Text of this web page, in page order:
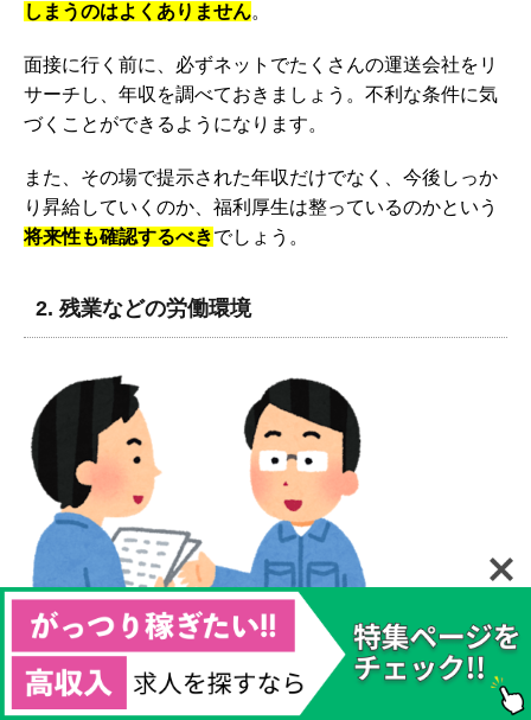
しまうのはよくありません。
面接に行く前に、必ずネットでたくさんの運送会社をリ
サーチし、年収を調べておきましょう。不利な条件に気
づくことができるようになります。
また、その場で提示された年収だけでなく、今後しっか
り昇給していくのか、福利厚生は整っているのかという
将来性も確認するべきでしょう。
2. 残業などの労働環境